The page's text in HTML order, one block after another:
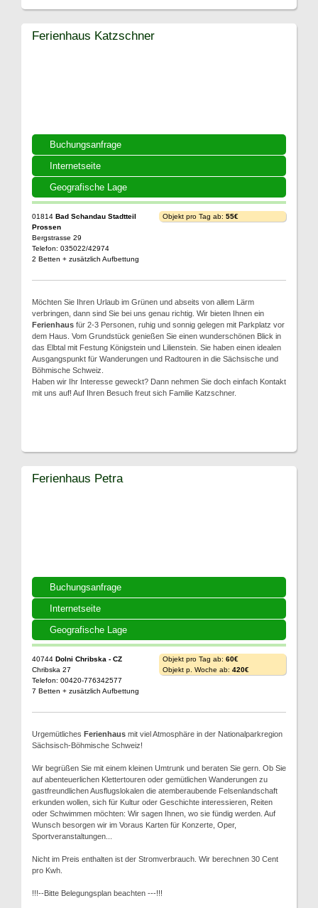
Buchungsanfrage
Internetseite
Geografische Lage
Ferienhaus Katzschner
01814 Bad Schandau Stadtteil
Prossen
Bergstrasse 29
Telefon: 035022/42974
2 Betten + zusätzlich Aufbettung
Objekt pro Tag ab: 55€
Möchten Sie Ihren Urlaub im Grünen und abseits von allem Lärm
verbringen, dann sind Sie bei uns genau richtig. Wir bieten Ihnen ein
Ferienhaus für 2-3 Personen, ruhig und sonnig gelegen mit Parkplatz vor
dem Haus. Vom Grundstück genießen Sie einen wunderschönen Blick in
das Elbtal mit Festung Königstein und Lilienstein. Sie haben einen idealen
Ausgangspunkt für Wanderungen und Radtouren in die Sächsische und
Böhmische Schweiz.
Haben wir Ihr Interesse geweckt? Dann nehmen Sie doch einfach Kontakt
mit uns auf! Auf Ihren Besuch freut sich Familie Katzschner.
Buchungsanfrage
Internetseite
Geografische Lage
Ferienhaus Petra
40744 Dolni Chribska - CZ
Chribska 27
Telefon: 00420-776342577
7 Betten + zusätzlich Aufbettung
Objekt pro Tag ab: 60€
Objekt p. Woche ab: 420€
Urgemütliches Ferienhaus mit viel Atmosphäre in der Nationalparkregion
Sächsisch-Böhmische Schweiz!
Wir begrüßen Sie mit einem kleinen Umtrunk und beraten Sie gern. Ob Sie
auf abenteuerlichen Klettertouren oder gemütlichen Wanderungen zu
gastfreundlichen Ausflugslokalen die atemberaubende Felsenlandschaft
erkunden wollen, sich für Kultur oder Geschichte interessieren, Reiten
oder Schwimmen möchten: Wir sagen Ihnen, wo sie fündig werden. Auf
Wunsch besorgen wir im Voraus Karten für Konzerte, Oper,
Sportveranstaltungen...
Nicht im Preis enthalten ist der Stromverbrauch. Wir berechnen 30 Cent
pro Kwh.
!!!--Bitte Belegungsplan beachten ---!!!